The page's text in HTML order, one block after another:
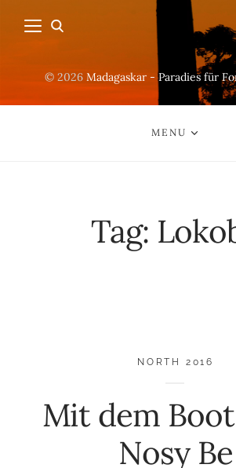
© 2026 Madagaskar - Paradies für
MENU
Tag:
NORTH 2016
Mit dem
Nosy Be